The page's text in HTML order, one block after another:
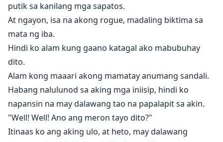
putik sa kanilang mga sapatos.
At ngayon, isa na akong rogue, madaling biktima sa
mata ng iba.
Hindi ko alam kung gaano katagal ako mabubuhay
dito.
Alam kong maaari akong mamatay anumang sandali.
Habang nalulunod sa aking mga iniisip, hindi ko
napansin na may dalawang tao na papalapit sa akin.
"Well! Well! Ano ang meron tayo dito?"
Itinaas ko ang aking ulo, at heto, may dalawang